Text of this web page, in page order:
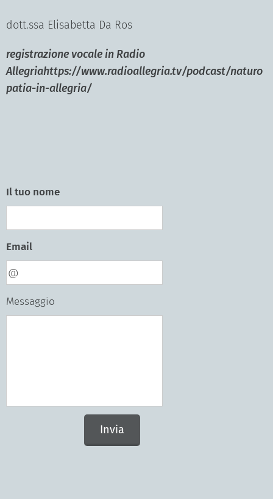
dott.ssa Elisabetta Da Ros
registrazione vocale in Radio
Allegriahttps://www.radioallegria.tv/podcast/naturo
patia-in-allegria/
Il tuo nome
Email
Messaggio
Invia